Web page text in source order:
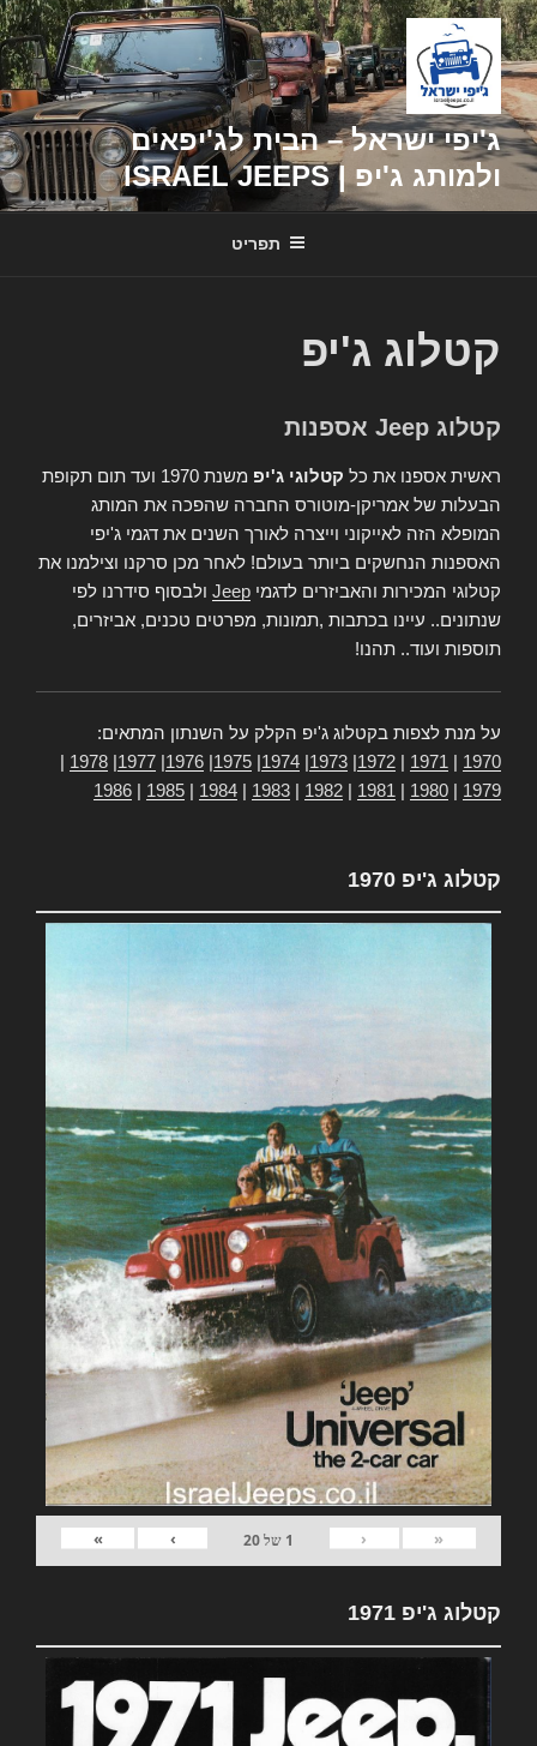
דילוג
לתוכן
ג'יפי ישראל – הבית לג'יפאים
ולמותג ג'יפ | ISRAEL JEEPS
תפריט
קטלוג ג'יפ
קטלוג Jeep אספנות
ראשית אספנו את כל קטלוגי ג'יפ
משנת 1970 ועד תום תקופת
הבעלות של אמריקן-מוטורס החברה שהפכה את המותג
המופלא הזה לאייקוני וייצרה לאורך השנים את דגמי ג'יפי
האספנות הנחשקים ביותר בעולם! לאחר מכן סרקנו וצילמנו את
קטלוגי המכירות והאביזרים לדגמי Jeep ולבסוף סידרנו לפי
שנתונים.. עיינו בכתבות ,תמונות, מפרטים טכנים, אביזרים,
תוספות ועוד.. תהנו!
על מנת לצפות בקטלוג ג'יפ הקלק על השנתון המתאים:
1970
1971
1972
1973
1974
1975
1976
1977
1978
1979
1980
1981
1982
1983
1984
1985
1986
קטלוג ג'יפ 1970
«
‹
1 של20
›
»
קטלוג ג'יפ 1971